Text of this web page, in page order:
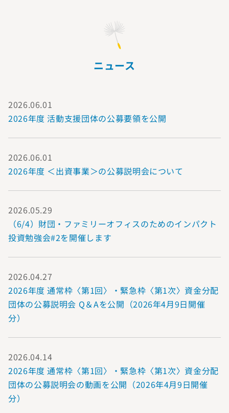
ニュース
2026.06.01
2026年度 活動支援団体の公募要領を公開
2026.06.01
2026年度 ＜出資事業＞の公募説明会について
2026.05.29
（6/4）財団・ファミリーオフィスのためのインパクト
投資勉強会#2を開催します
2026.04.27
2026年度 通常枠〈第1回〉・緊急枠〈第1次〉資金分配
団体の公募説明会 Q＆Aを公開（2026年4月9日開催
分）
2026.04.14
2026年度 通常枠〈第1回〉・緊急枠〈第1次〉資金分配
団体の公募説明会の動画を公開（2026年4月9日開催
分）